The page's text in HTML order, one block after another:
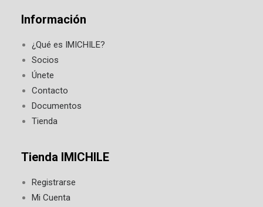
Información
¿Qué es IMICHILE?
Socios
Únete
Contacto
Documentos
Tienda
Tienda IMICHILE
Registrarse
Mi Cuenta